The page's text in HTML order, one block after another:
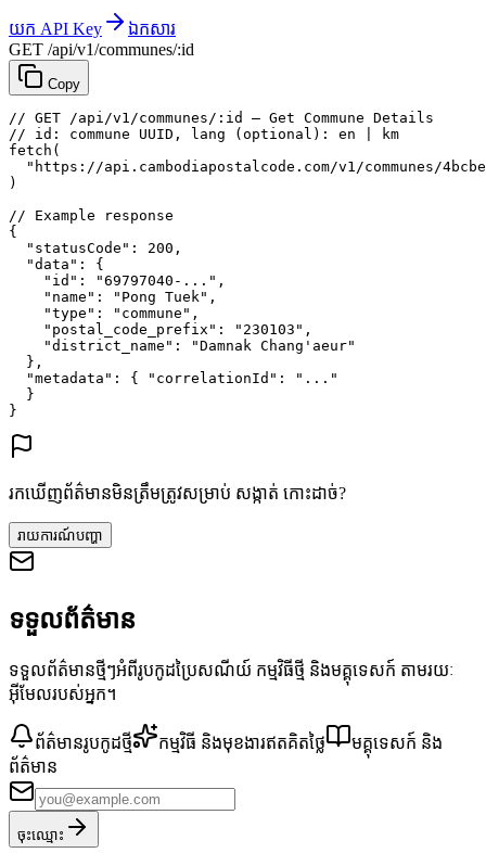
យក API Key
ឯកសារ
GET /api/v1/communes/:id
Copy
// GET /api/v1/communes/:id — Get Commune Details
// id: commune UUID, lang (optional): en | km
fetch (
"https://api.cambodiapostalcode.com/v1/communes/
)
// Example response
{
"statusCode" : 200 ,
"data" : {
"id" : "69797040-..." ,
"name" : "Pong Tuek" ,
"type" : "commune" ,
"postal_code_prefix" : "230103" ,
"district_name" :
"Damnak Chang'aeur"
},
"metadata" : { "correlationId" :
"..."
}
}
រកឃើញព័ត៌មានមិនត្រឹមត្រូវសម្រាប់ សង្កាត់ កោះដាច់?
រាយការណ៍បញ្ហា
ទទួលព័ត៌មាន
ទទួលព័ត៌មានថ្មីៗអំពីរូបកូដប្រៃសណីយ៍ កម្មវិធីថ្មី និងមគ្គុទេសក៍ តាមរយៈ
អ៊ីមែលរបស់អ្នក។
ព័ត៌មានរូបកូដថ្មី កម្មវិធី និងមុខងារឥតគិតថ្លៃ
មគ្គុទេសក៍ និង
ព័ត៌មាន
ចុះឈ្មោះ